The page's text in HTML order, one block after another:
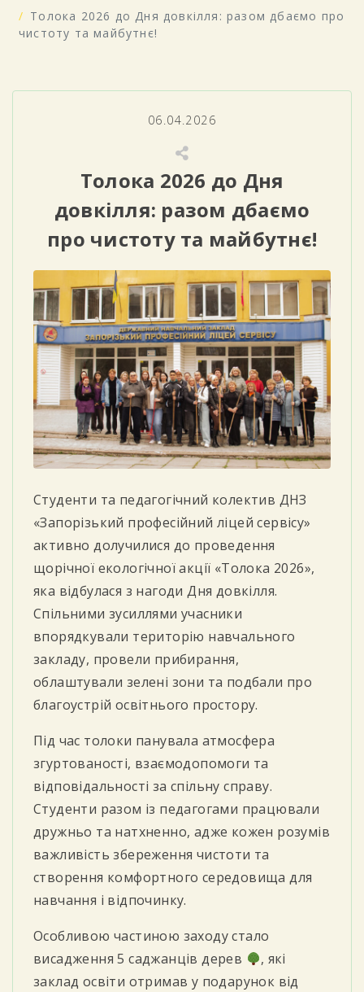
Толока 2026 до Дня довкілля: разом дбаємо про
чистоту та майбутнє!
06.04.2026
Толока 2026 до Дня
довкілля: разом дбаємо
про чистоту та майбутнє!
Студенти та педагогічний колектив ДНЗ
«Запорізький професійний ліцей сервісу»
активно долучилися до проведення
щорічної екологічної акції «Толока 2026»,
яка відбулася з нагоди Дня довкілля.
Спільними зусиллями учасники
впорядкували територію навчального
закладу, провели прибирання,
облаштували зелені зони та подбали про
благоустрій освітнього простору.
Під час толоки панувала атмосфера
згуртованості, взаємодопомоги та
відповідальності за спільну справу.
Студенти разом із педагогами працювали
дружньо та натхненно, адже кожен розумів
важливість збереження чистоти та
створення комфортного середовища для
навчання і відпочинку.
Особливою частиною заходу стало
висадження 5 саджанців дерев
, які
заклад освіти отримав у подарунок від